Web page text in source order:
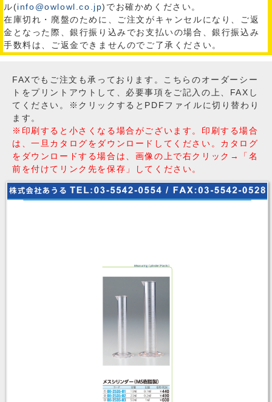
ル(info@owlowl.co.jp)でお確かめください。
在庫切れ・廃盤のために、ご注文がキャンセルになり、ご返
金となった際、銀行振り込みでお支払いの場合、銀行振込み
手数料は、ご返金できませんのでご了承ください。
FAXでもご注文も承っております。こちらのオーダーシー
トをプリントアウトして、必要事項をご記入の上、FAXし
てください。※クリックするとPDFファイルに切り替わり
ます。
※印刷すると小さくなる場合がございます。印刷する場合
は、一旦カタログをダウンロードしてください。カタログ
をダウンロードする場合は、画像の上で右クリック→「名
前を付けてリンク先を保存」してください。